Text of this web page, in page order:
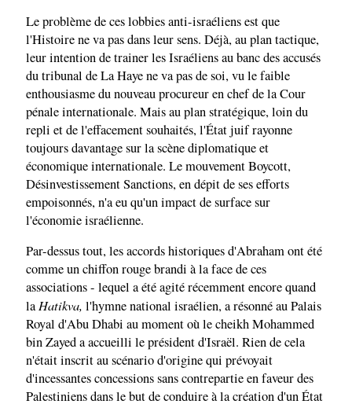
Le problème de ces lobbies anti-israéliens est que
l'Histoire ne va pas dans leur sens. Déjà, au plan tactique,
leur intention de trainer les Israéliens au banc des accusés
du tribunal de La Haye ne va pas de soi, vu le faible
enthousiasme du nouveau procureur en chef de la Cour
pénale internationale. Mais au plan stratégique, loin du
repli et de l'effacement souhaités, l'État juif rayonne
toujours davantage sur la scène diplomatique et
économique internationale. Le mouvement Boycott,
Désinvestissement Sanctions, en dépit de ses efforts
empoisonnés, n'a eu qu'un impact de surface sur
l'économie israélienne.
Par-dessus tout, les accords historiques d'Abraham ont été
comme un chiffon rouge brandi à la face de ces
associations - lequel a été agité récemment encore quand
la Hatikva, l'hymne national israélien, a résonné au Palais
Royal d'Abu Dhabi au moment où le cheikh Mohammed
bin Zayed a accueilli le président d'Israël. Rien de cela
n'était inscrit au scénario d'origine qui prévoyait
d'incessantes concessions sans contrepartie en faveur des
Palestiniens dans le but de conduire à la création d'un État